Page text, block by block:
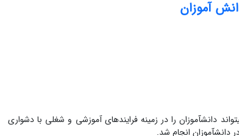
آموزان
را در زمینه فرایندهای آموزشی و شغلی با دشواری
انجام شد.